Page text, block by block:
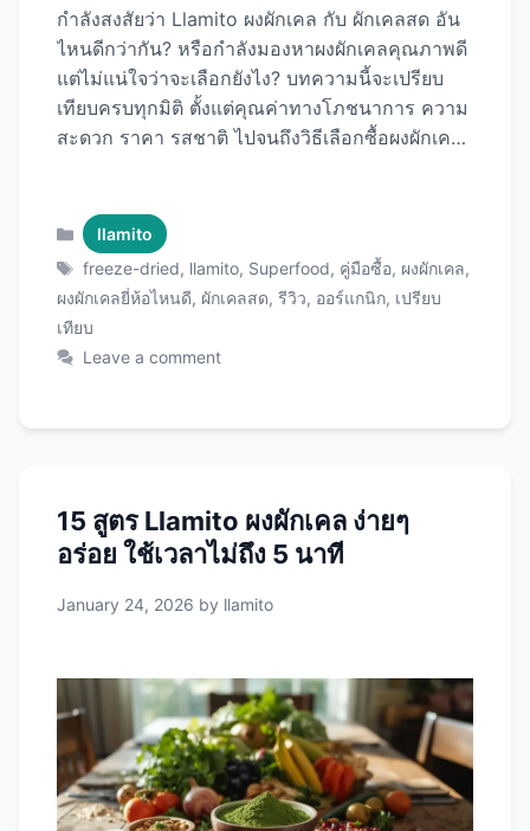
กำลังสงสัยว่า Llamito ผงผักเคล กับ ผักเคลสด อัน
ไหนดีกว่ากัน? หรือกำลังมองหาผงผักเคลคุณภาพดี
แต่ไม่แน่ใจว่าจะเลือกยังไง? บทความนี้จะเปรียบ
เทียบครบทุกมิติ ตั้งแต่คุณค่าทางโภชนาการ ความ
สะดวก ราคา รสชาติ ไปจนถึงวิธีเลือกซื้อผงผักเคล
อันดับต้นๆ! ผักเคล: ซูเปอร์ฟู้ดที่ทุกคนควรกิน ก่อน
เปรียบเทียบ มาทำความรู้จักกับผักเคล (Kale) กัน
ก่อน ทำไมผักเคลถึงพิเศษ? ผักเคลได้รับการยกย่อง
เป็น “Queen of Greens” หรือราชินีแห่งผักเขียว
เพราะ: 1. คุณค่าทางโภชนาการสูงที่สุด 2. แคลอรี่
โภชนาการ ผักเคลสด 100 กรัม: สารอาหาร
Categories
llamito
Tags
freeze-dried, llamito, Superfood, คู่มือซื้อ, ผงผักเคล,
ผงผักเคลยี่ห้อไหนดี, ผักเคลสด, รีวิว, ออร์แกนิก, เปรียบ
เทียบ
Leave a comment
15 สูตร Llamito ผงผักเคล ง่ายๆ
อร่อย ใช้เวลาไม่ถึง 5 นาที
January 24, 2026 by llamito